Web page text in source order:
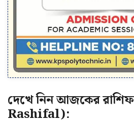
দেখে নিন আজকের
Rashifal):